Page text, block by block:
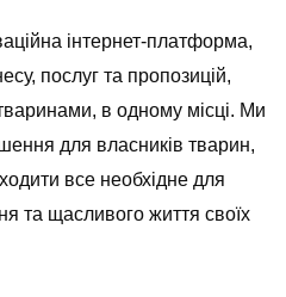
інтернет-платформа,
послуг та пропозицій,
в одному місці. Ми
для власників тварин,
все необхідне для
та щасливого життя своїх